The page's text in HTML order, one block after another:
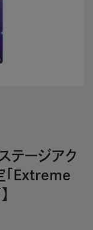
テージアク
「Extreme